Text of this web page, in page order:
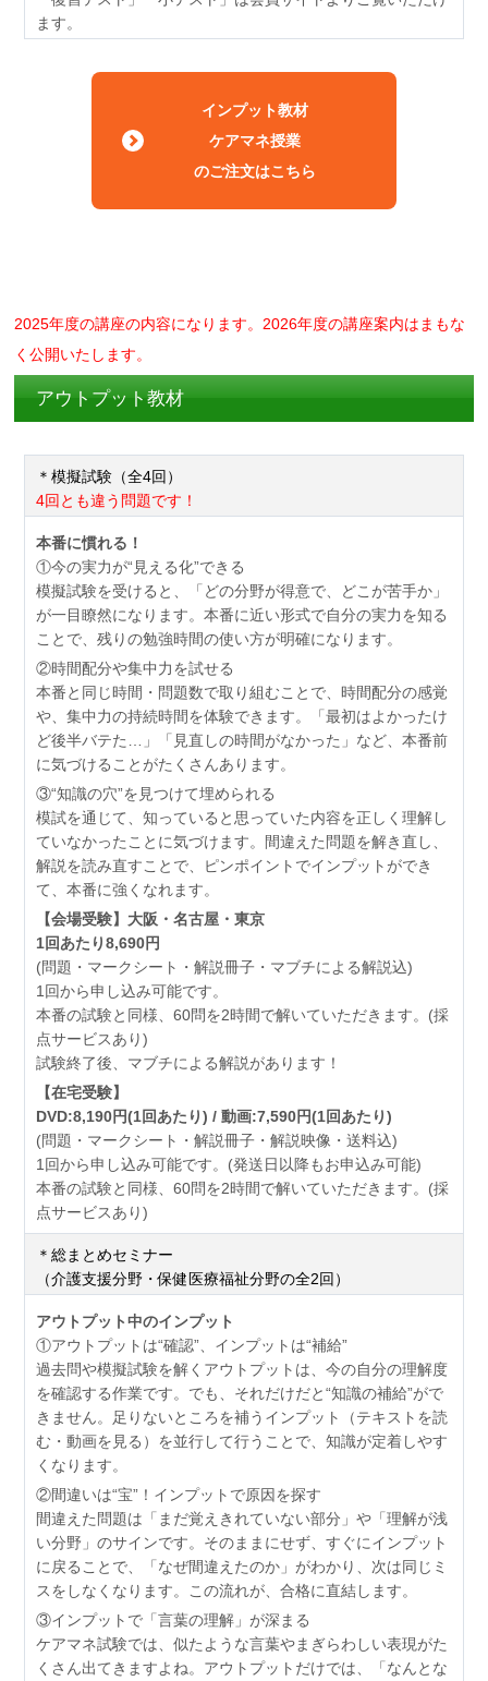
ます。
インプット教材
ケアマネ授業
のご注文はこちら
2025年度の講座の内容になります。2026年度の講座案内はまもな
く公開いたします。
アウトプット教材
＊模擬試験（全4回）
4回とも違う問題です！
本番に慣れる！
①今の実力が“見える化”できる
模擬試験を受けると、「どの分野が得意で、どこが苦手か」
が一目瞭然になります。本番に近い形式で自分の実力を知る
ことで、残りの勉強時間の使い方が明確になります。
②時間配分や集中力を試せる
本番と同じ時間・問題数で取り組むことで、時間配分の感覚
や、集中力の持続時間を体験できます。「最初はよかったけ
ど後半バテた…」「見直しの時間がなかった」など、本番前
に気づけることがたくさんあります。
③“知識の穴”を見つけて埋められる
模試を通じて、知っていると思っていた内容を正しく理解し
ていなかったことに気づけます。間違えた問題を解き直し、
解説を読み直すことで、ピンポイントでインプットができ
て、本番に強くなれます。
【会場受験】大阪・名古屋・東京
1回あたり8,690円
(問題・マークシート・解説冊子・マブチによる解説込)
1回から申し込み可能です。
本番の試験と同様、60問を2時間で解いていただきます。(採
点サービスあり)
試験終了後、マブチによる解説があります！
【在宅受験】
DVD:8,190円(1回あたり) / 動画:7,590円(1回あたり)
(問題・マークシート・解説冊子・解説映像・送料込)
1回から申し込み可能です。(発送日以降もお申込み可能)
本番の試験と同様、60問を2時間で解いていただきます。(採
点サービスあり)
＊総まとめセミナー
（介護支援分野・保健医療福祉分野の全2回）
アウトプット中のインプット
①アウトプットは“確認”、インプットは“補給”
過去問や模擬試験を解くアウトプットは、今の自分の理解度
を確認する作業です。でも、それだけだと“知識の補給”がで
きません。足りないところを補うインプット（テキストを読
む・動画を見る）を並行して行うことで、知識が定着しやす
くなります。
②間違いは“宝”！インプットで原因を探す
間違えた問題は「まだ覚えきれていない部分」や「理解が浅
い分野」のサインです。そのままにせず、すぐにインプット
に戻ることで、「なぜ間違えたのか」がわかり、次は同じミ
スをしなくなります。この流れが、合格に直結します。
③インプットで「言葉の理解」が深まる
ケアマネ試験では、似たような言葉やまぎらわしい表現がた
くさん出てきますよね。アウトプットだけでは、「なんとな